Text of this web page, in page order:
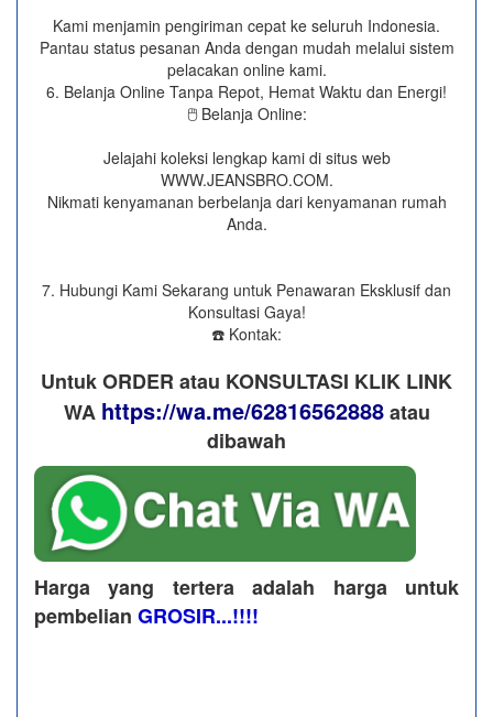
Kami menjamin pengiriman cepat ke seluruh Indonesia.
Pantau status pesanan Anda dengan mudah melalui sistem
pelacakan online kami.
6. Belanja Online Tanpa Repot, Hemat Waktu dan Energi!
🖱️ Belanja Online:
Jelajahi koleksi lengkap kami di situs web
WWW.JEANSBRO.COM.
Nikmati kenyamanan berbelanja dari kenyamanan rumah
Anda.
7. Hubungi Kami Sekarang untuk Penawaran Eksklusif dan
Konsultasi Gaya!
☎️ Kontak:
Untuk ORDER atau KONSULTASI KLIK LINK
WA https://wa.me/62816562888​ atau
dibawah
Harga yang tertera adalah harga untuk
pembelian GROSIR...!!!!